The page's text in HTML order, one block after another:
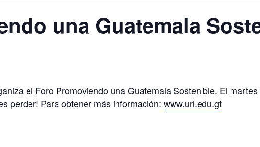
una Guatemala
el Foro Promoviendo una Guatemala Sostenible. El
perder! Para obtener más información:www.url.edu.gt